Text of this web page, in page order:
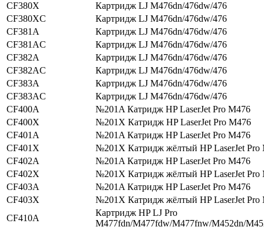
CF380X
Картридж LJ M476dn/476dw/476
CF380XC
Картридж LJ M476dn/476dw/476
CF381A
Картридж LJ M476dn/476dw/476
CF381AC
Картридж LJ M476dn/476dw/476
CF382A
Картридж LJ M476dn/476dw/476
CF382AC
Картридж LJ M476dn/476dw/476
CF383A
Картридж LJ M476dn/476dw/476
CF383AC
Картридж LJ M476dn/476dw/476
CF400A
№201A Катридж HP LaserJet Pro M476
CF400X
№201X Катридж HP LaserJet Pro M476
CF401A
№201A Катридж HP LaserJet Pro M476
CF401X
№201X Катридж жёлтый HP LaserJet Pro
CF402A
№201A Катридж HP LaserJet Pro M476
CF402X
№201X Катридж жёлтый HP LaserJet Pro
CF403A
№201A Катридж HP LaserJet Pro M476
CF403X
№201X Катридж жёлтый HP LaserJet Pro
CF410A
Картридж HP LJ Pro
M477fdn/M477fdw/M477fnw/M452dn/